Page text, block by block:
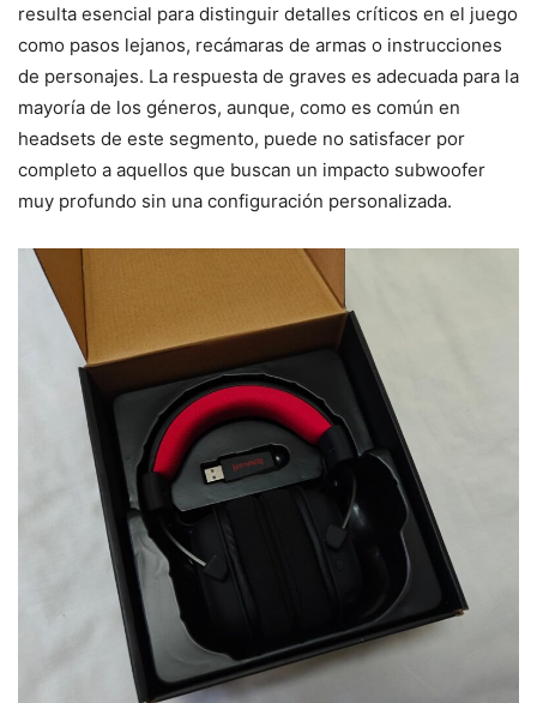
resulta esencial para distinguir detalles críticos en el juego
como pasos lejanos, recámaras de armas o instrucciones
de personajes. La respuesta de graves es adecuada para la
mayoría de los géneros, aunque, como es común en
headsets de este segmento, puede no satisfacer por
completo a aquellos que buscan un impacto subwoofer
muy profundo sin una configuración personalizada.